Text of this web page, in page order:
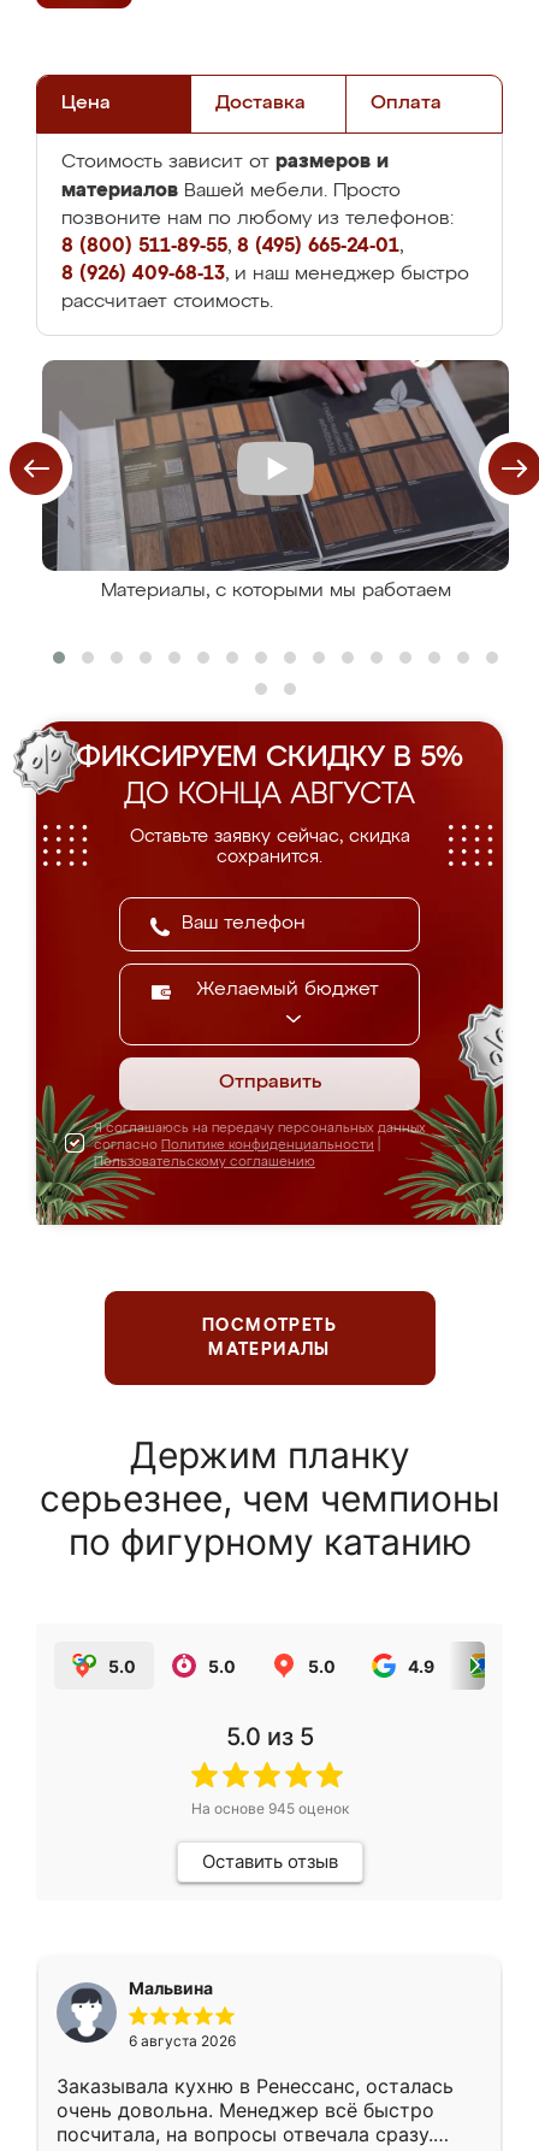
Цена Доставка Оплата
Стоимость зависит от размеров и
материалов Вашей мебели. Просто
позвоните нам по любому из телефонов:
8 (800) 511-89-55, 8 (495) 665-24-01,
8 (926) 409-68-13, и наш менеджер быстро
рассчитает стоимость.
Материалы, с которыми мы работаем
ФИКСИРУЕМ СКИДКУ В 5%
ДО КОНЦА АВГУСТА
Оставьте заявку сейчас, скидка
сохранится.
Желаемый бюджет
Отправить
Я соглашаюсь на передачу персональных данных
согласно Политике конфиденциальности
Пользовательскому соглашению
ПОСМОТРЕТЬ
МАТЕРИАЛЫ
Держим планку
серьезнее, чем чемпионы
по фигурному катанию
5.0 5.0 5.0 4.9
5.0 из 5
На основе 945оценок
Оставить отзыв
Мальвина
6 августа 2026
Заказывала кухню в Ренессанс, осталась
очень довольна. Менеджер всё быстро
посчитала, на вопросы отвечала сразу.